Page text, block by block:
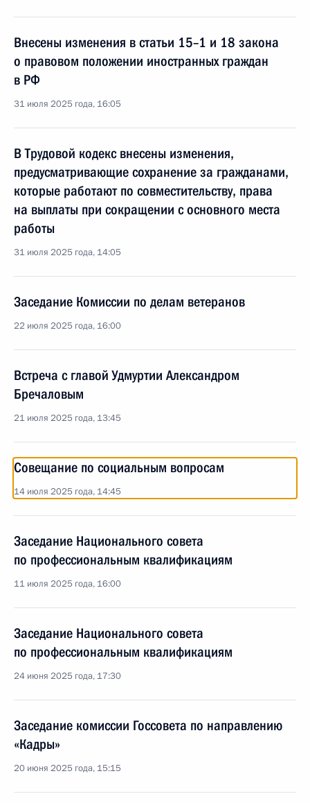
Внесены изменения в статьи 15–1 и 18 закона
о правовом положении иностранных граждан
в РФ
31 июля 2025 года, 16:05
В Трудовой кодекс внесены изменения,
предусматривающие сохранение за гражданами,
которые работают по совместительству, права
на выплаты при сокращении с основного места
работы
31 июля 2025 года, 14:05
Заседание Комиссии по делам ветеранов
22 июля 2025 года, 16:00
Встреча с главой Удмуртии Александром
Бречаловым
21 июля 2025 года, 13:45
Совещание по социальным вопросам
14 июля 2025 года, 14:45
Заседание Национального совета
по профессиональным квалификациям
11 июля 2025 года, 16:00
Заседание Национального совета
по профессиональным квалификациям
24 июня 2025 года, 17:30
Заседание комиссии Госсовета по направлению
«Кадры»
20 июня 2025 года, 15:15